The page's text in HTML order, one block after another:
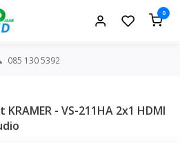
0
085 130 5392
- VS-211HA 2x1 HDMI